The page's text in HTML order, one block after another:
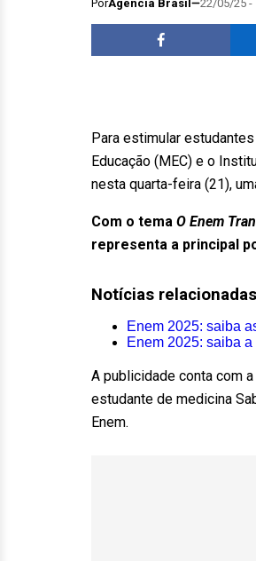
PorAgência Brasil 22/05/25 -
Para estimular
Educação (MEC) e o
nesta quarta-feira (21),
Com o tema O Enem
representa a principal
Notícias
Enem 2025: saiba
Enem 2025: saiba
A publicidade conta com
estudante de medicina
Enem.